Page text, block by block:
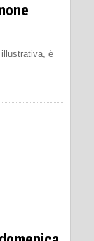
illustrativa, è